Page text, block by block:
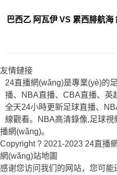
巴西乙 阿瓦伊 VS 累西腓航海
友情鏈接
24直播網(wǎng)是專業(yè)的
播、NBA直播、CBA直播、英
全天24小時更新足球直播、
線觀看。NBA高清錄像,足球
播網(wǎng)。
Copyright ? 2021-2023 24直播
網(wǎng)站地圖
感谢您访问我们的网站，您可